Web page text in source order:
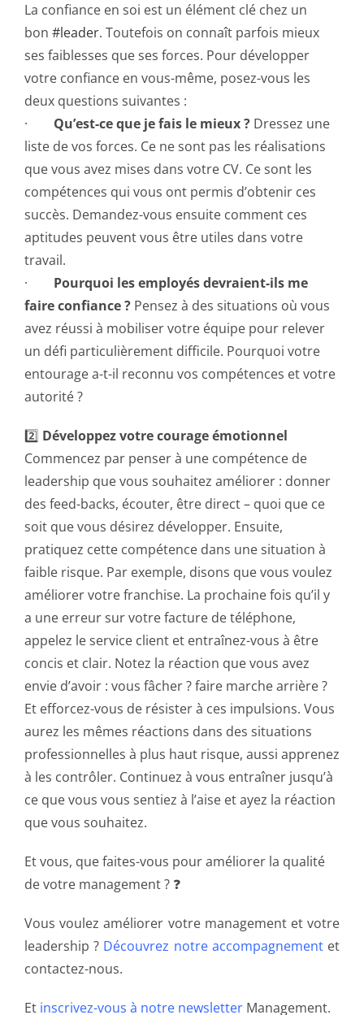
La confiance en soi est un élément clé chez un
bon #leader. Toutefois on connaît parfois mieux
ses faiblesses que ses forces. Pour développer
votre confiance en vous-même, posez-vous les
deux questions suivantes :
· Qu’est-ce que je fais le mieux ? Dressez une
liste de vos forces. Ce ne sont pas les réalisations
que vous avez mises dans votre CV. Ce sont les
compétences qui vous ont permis d’obtenir ces
succès. Demandez-vous ensuite comment ces
aptitudes peuvent vous être utiles dans votre
travail.
·
Pourquoi les employés devraient-ils me
faire confiance ? Pensez à des situations où vous
avez réussi à mobiliser votre équipe pour relever
un défi particulièrement difficile. Pourquoi votre
entourage a-t-il reconnu vos compétences et votre
autorité ?
2️⃣ Développez votre courage émotionnel
Commencez par penser à une compétence de
leadership que vous souhaitez améliorer : donner
des feed-backs, écouter, être direct – quoi que ce
soit que vous désirez développer. Ensuite,
pratiquez cette compétence dans une situation à
faible risque. Par exemple, disons que vous voulez
améliorer votre franchise. La prochaine fois qu’il y
a une erreur sur votre facture de téléphone,
appelez le service client et entraînez-vous à être
concis et clair. Notez la réaction que vous avez
envie d’avoir : vous fâcher ? faire marche arrière ?
Et efforcez-vous de résister à ces impulsions. Vous
aurez les mêmes réactions dans des situations
professionnelles à plus haut risque, aussi apprenez
à les contrôler. Continuez à vous entraîner jusqu’à
ce que vous vous sentiez à l’aise et ayez la réaction
que vous souhaitez.
Et vous, que faites-vous pour améliorer la qualité
de votre management ? ❓
Vous voulez améliorer votre management et votre
leadership ? Découvrez notre accompagnementet
contactez-nous.
Et inscrivez-vous à notre newsletter Management.